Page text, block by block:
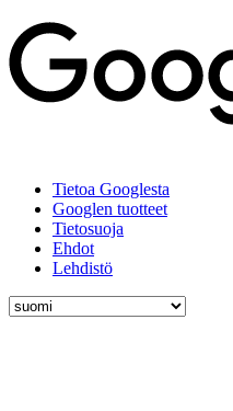
Tietoa Googlesta
Googlen tuotteet
Tietosuoja
Ehdot
Lehdistö